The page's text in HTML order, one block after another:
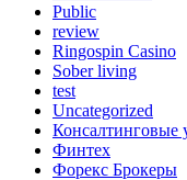
Public
review
Ringospin Casino
Sober living
test
Uncategorized
Консалтинговые
Финтех
Форекс Брокеры